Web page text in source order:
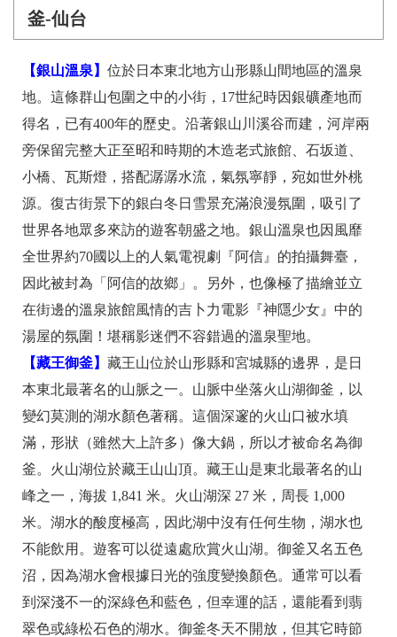
釜-仙台
【銀山溫泉】 位於日本東北地方山形縣山間地區的溫泉
地。這條群山包圍之中的小街，17世紀時因銀礦產地而
得名，已有400年的歷史。沿著銀山川溪谷而建，河岸兩
旁保留完整大正至昭和時期的木造老式旅館、石坂道、
小橋、瓦斯燈，搭配潺潺水流，氣氛寧靜，宛如世外桃
源。復古街景下的銀白冬日雪景充滿浪漫氛圍，吸引了
世界各地眾多來訪的遊客朝盛之地。銀山溫泉也因風靡
全世界約70國以上的人氣電視劇『阿信』的拍攝舞臺，
因此被封為「阿信的故鄉」。另外，也像極了描繪並立
在街邊的溫泉旅館風情的吉卜力電影『神隱少女』中的
湯屋的氛圍！堪稱影迷們不容錯過的溫泉聖地。
【藏王御釜】 藏王山位於山形縣和宮城縣的邊界，是日
本東北最著名的山脈之一。山脈中坐落火山湖御釜，以
變幻莫測的湖水顏色著稱。這個深邃的火山口被水填
滿，形狀（雖然大上許多）像大鍋，所以才被命名為御
釜。火山湖位於藏王山山頂。藏王山是東北最著名的山
峰之一，海拔 1,841 米。火山湖深 27 米，周長 1,000
米。湖水的酸度極高，因此湖中沒有任何生物，湖水也
不能飲用。遊客可以從遠處欣賞火山湖。御釜又名五色
沼，因為湖水會根據日光的強度變換顏色。通常可以看
到深淺不一的深綠色和藍色，但幸運的話，還能看到翡
翠色或綠松石色的湖水。御釜冬天不開放，但其它時節